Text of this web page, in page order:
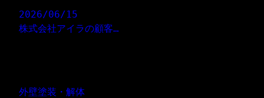
2026/06/15
株式会社アイラの顧客…
外壁塗装・解体